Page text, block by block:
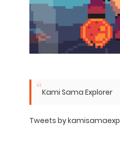
Kami Sama Explorer
Tweets by kamisamaexp